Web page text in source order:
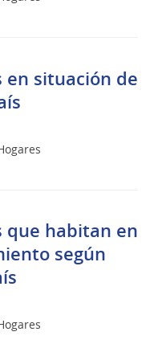
en situación de
que habitan en
según